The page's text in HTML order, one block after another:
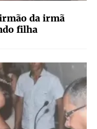
da irmã
filha